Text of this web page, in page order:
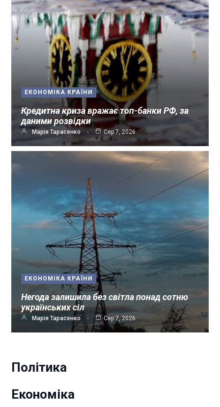
ЕКОНОМІКА КРАЇНИ
Кредитна криза вражає топ-банки РФ, за
даними розвідки
Марія Тарасенко Сер 7, 2026
ЕКОНОМІКА КРАЇНИ
Негода залишила без світла понад сотню
українських сіл
Марія Тарасенко Сер 7, 2026
Політика
Економіка